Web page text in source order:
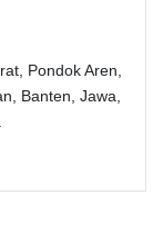
Pondok Aren,
Banten, Jawa,